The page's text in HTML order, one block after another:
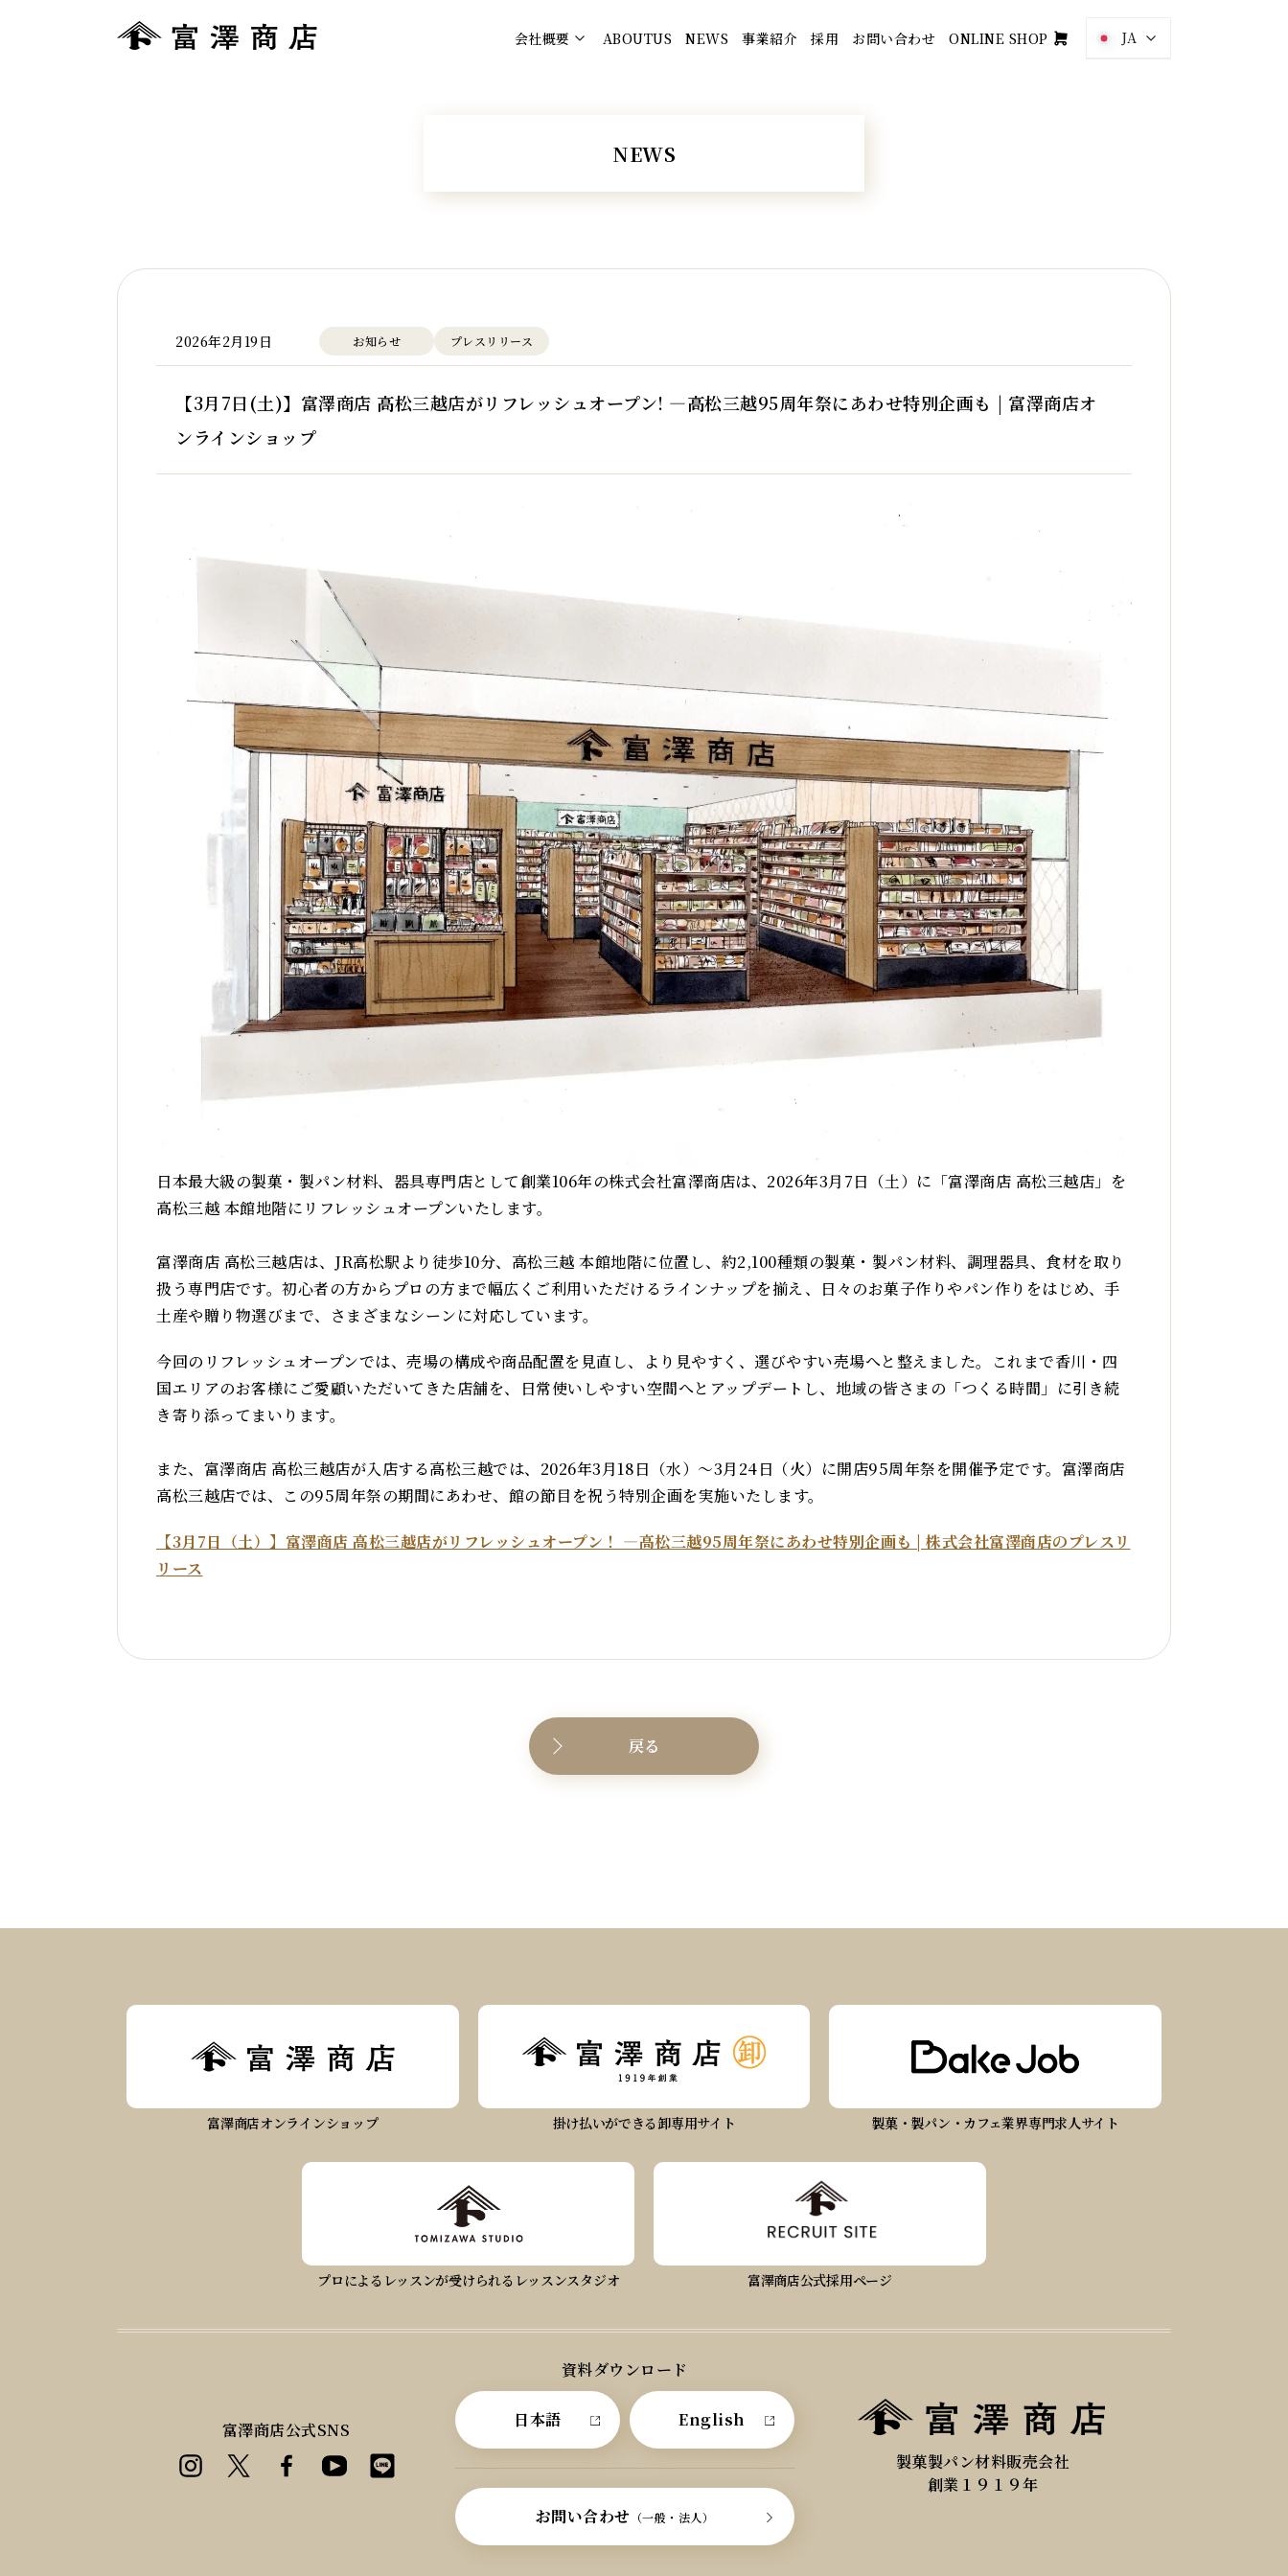
会社概要 ABOUTUS NEWS 事業紹介 採用 お問い合わせ ONLINE SHOP JA
NEWS
2026年2月19日 お知らせ プレスリリース
【3月7日(土)】富澤商店 高松三越店がリフレッシュオープン! ―高松三越95周年祭にあわせ特別企画も | 富澤商店オ
ンラインショップ
日本最大級の製菓・製パン材料、器具専門店として創業106年の株式会社富澤商店は、2026年3月7日（土）に「富澤商店 高松三越店」を
高松三越 本館地階にリフレッシュオープンいたします。
富澤商店 高松三越店は、JR高松駅より徒歩10分、高松三越 本館地階に位置し、約2,100種類の製菓・製パン材料、調理器具、食材を取り
扱う専門店です。初心者の方からプロの方まで幅広くご利用いただけるラインナップを揃え、日々のお菓子作りやパン作りをはじめ、手
土産や贈り物選びまで、さまざまなシーンに対応しています。
今回のリフレッシュオープンでは、売場の構成や商品配置を見直し、より見やすく、選びやすい売場へと整えました。これまで香川・四
国エリアのお客様にご愛顧いただいてきた店舗を、日常使いしやすい空間へとアップデートし、地域の皆さまの「つくる時間」に引き続
き寄り添ってまいります。
また、富澤商店 高松三越店が入店する高松三越では、2026年3月18日（水）～3月24日（火）に開店95周年祭を開催予定です。富澤商店
高松三越店では、この95周年祭の期間にあわせ、館の節目を祝う特別企画を実施いたします。
【3月7日（土）】富澤商店 高松三越店がリフレッシュオープン！ ―高松三越95周年祭にあわせ特別企画も | 株式会社富澤商店のプレスリ
リース
戻る
富澤商店オンラインショップ 掛け払いができる卸専用サイト 製菓・製パン・カフェ業界専門求人サイト
プロによるレッスンが受けられるレッスンスタジオ 富澤商店公式採用ページ
富澤商店公式SNS
資料ダウンロード
日本語 English
お問い合わせ （一般・法人）
製菓製パン材料販売会社
創業１９１９年